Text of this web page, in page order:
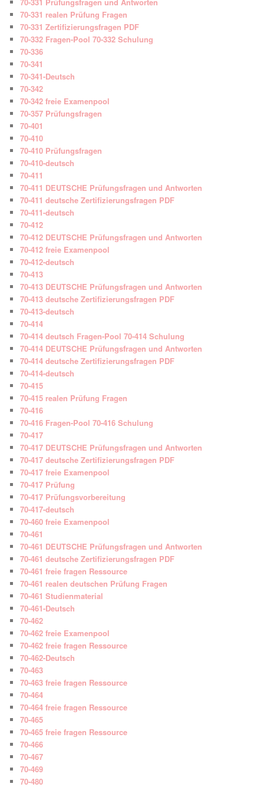
70-331 realen Prüfung Fragen
70-331 Zertifizierungsfragen PDF
70-332 Fragen-Pool 70-332 Schulung
70-336
70-341
70-341-Deutsch
70-342
70-342 freie Examenpool
70-357 Prüfungsfragen
70-401
70-410
70-410 Prüfungsfragen
70-410-deutsch
70-411
70-411 DEUTSCHE Prüfungsfragen und Antworten
70-411 deutsche Zertifizierungsfragen PDF
70-411-deutsch
70-412
70-412 DEUTSCHE Prüfungsfragen und Antworten
70-412 freie Examenpool
70-412-deutsch
70-413
70-413 DEUTSCHE Prüfungsfragen und Antworten
70-413 deutsche Zertifizierungsfragen PDF
70-413-deutsch
70-414
70-414 deutsch Fragen-Pool 70-414 Schulung
70-414 DEUTSCHE Prüfungsfragen und Antworten
70-414 deutsche Zertifizierungsfragen PDF
70-414-deutsch
70-415
70-415 realen Prüfung Fragen
70-416
70-416 Fragen-Pool 70-416 Schulung
70-417
70-417 DEUTSCHE Prüfungsfragen und Antworten
70-417 deutsche Zertifizierungsfragen PDF
70-417 freie Examenpool
70-417 Prüfung
70-417 Prüfungsvorbereitung
70-417-deutsch
70-460 freie Examenpool
70-461
70-461 DEUTSCHE Prüfungsfragen und Antworten
70-461 deutsche Zertifizierungsfragen PDF
70-461 freie fragen Ressource
70-461 realen deutschen Prüfung Fragen
70-461 Studienmaterial
70-461-Deutsch
70-462
70-462 freie Examenpool
70-462 freie fragen Ressource
70-462-Deutsch
70-463
70-463 freie fragen Ressource
70-464
70-464 freie fragen Ressource
70-465
70-465 freie fragen Ressource
70-466
70-467
70-469
70-480